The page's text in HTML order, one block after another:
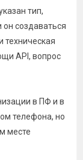
тип,
он создаваться
техническая
API, вопрос
в ПФ и в
телефона, но
месте